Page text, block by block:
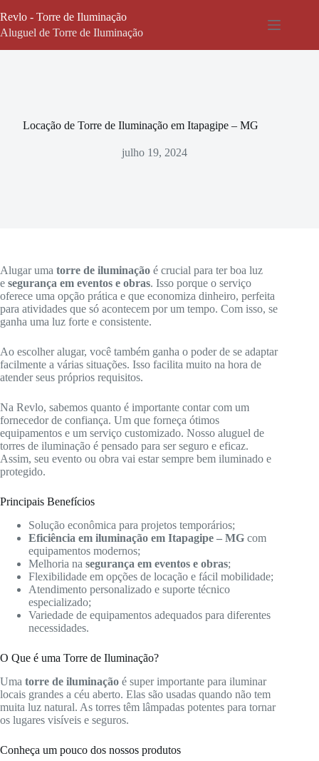
para
o
Revlo - Torre de Iluminação
Aluguel de Torre de Iluminação
Locação de Torre de Iluminação em Itapagipe – MG
julho 19, 2024
Alugar uma torre de iluminação é crucial para ter boa luz
e segurança em eventos e obras. Isso porque o serviço
oferece uma opção prática e que economiza dinheiro, perfeita
para atividades que só acontecem por um tempo. Com isso, se
ganha uma luz forte e consistente.
Ao escolher alugar, você também ganha o poder de se adaptar
facilmente a várias situações. Isso facilita muito na hora de
atender seus próprios requisitos.
Na Revlo, sabemos quanto é importante contar com um
fornecedor de confiança. Um que forneça ótimos
equipamentos e um serviço customizado. Nosso aluguel de
torres de iluminação é pensado para ser seguro e eficaz.
Assim, seu evento ou obra vai estar sempre bem iluminado e
protegido.
Principais Benefícios
Solução econômica para projetos temporários;
Eficiência em iluminação em Itapagipe – MG com
equipamentos modernos;
Melhoria na segurança em eventos e obras;
Flexibilidade em opções de locação e fácil mobilidade;
Atendimento personalizado e suporte técnico
especializado;
Variedade de equipamentos adequados para diferentes
necessidades.
O Que é uma Torre de Iluminação?
Uma torre de iluminação é super importante para iluminar
locais grandes a céu aberto. Elas são usadas quando não tem
muita luz natural. As torres têm lâmpadas potentes para tornar
os lugares visíveis e seguros.
Conheça um pouco dos nossos produtos